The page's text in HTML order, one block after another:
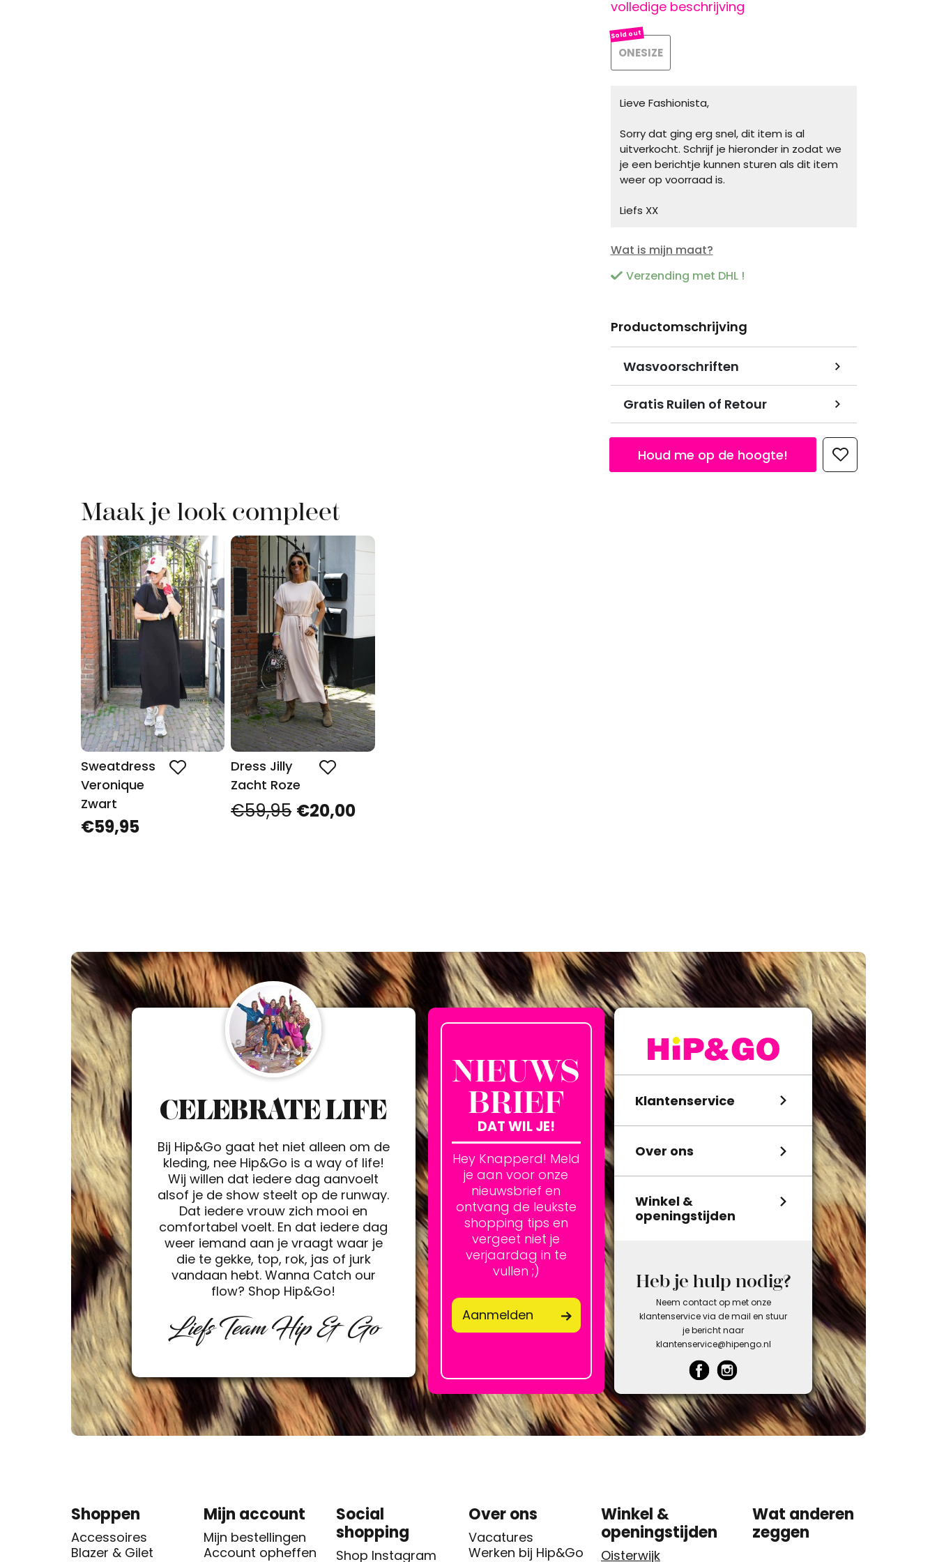
volledige beschrijving
ONESIZE
Lieve Fashionista,
Sorry dat ging erg snel, dit item is al
uitverkocht. Schrijf je hieronder in zodat we
je een berichtje kunnen sturen als dit item
weer op voorraad is.
Liefs XX
Wat is mijn maat?
Verzending met DHL !
Productomschrijving
Wasvoorschriften
Gratis Ruilen of Retour
Houd me op de hoogte!
Maak je look compleet
Sweatdress
Veronique
Zwart
€59,95
Dress Jilly
Zacht Roze
€59,95 €20,00
CELEBRATE LIFE
Bij Hip&Go gaat het niet alleen om de
kleding, nee Hip&Go is a way of life!
Wij willen dat iedere dag aanvoelt
alsof je de show steelt op de runway.
Dat iedere vrouw zich mooi en
comfortabel voelt. En dat iedere dag
weer iemand aan je vraagt waar je
die te gekke, top, rok, jas of jurk
vandaan hebt. Wanna Catch our
flow? Shop Hip&Go!
Liefs Team Hip & Go
NIEUWS
BRIEF
DAT WIL JE!
Hey Knapperd! Meld
je aan voor onze
nieuwsbrief en
ontvang de leukste
shopping tips en
vergeet niet je
verjaardag in te
vullen ;)
Aanmelden
Klantenservice
Over ons
Winkel &
openingstijden
Heb je hulp nodig?
Neem contact op met onze
klantenservice via de mail en stuur
je bericht naar
klantenservice@hipengo.nl
Shoppen
Accessoires
Blazer & Gilet
Mijn account
Mijn bestellingen
Account opheffen
Social
shopping
Shop Instagram
Over ons
Vacatures
Werken bij Hip&Go
Winkel &
openingstijden
Oisterwijk
Wat anderen
zeggen